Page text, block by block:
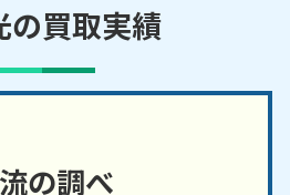
の買取実績
の調べ